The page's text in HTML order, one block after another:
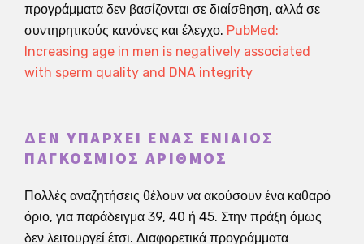
προγράμματα δεν βασίζονται σε διαίσθηση, αλλά σε
συντηρητικούς κανόνες και έλεγχο. PubMed:
Increasing age in men is negatively associated
with sperm quality and DNA integrity
ΔΕΝ ΥΠΆΡΧΕΙ ΈΝΑΣ ΕΝΙΑΊΟΣ
ΠΑΓΚΌΣΜΙΟΣ ΑΡΙΘΜΌΣ
Πολλές αναζητήσεις θέλουν να ακούσουν ένα καθαρό
όριο, για παράδειγμα 39, 40 ή 45. Στην πράξη όμως
δεν λειτουργεί έτσι. Διαφορετικά προγράμματα